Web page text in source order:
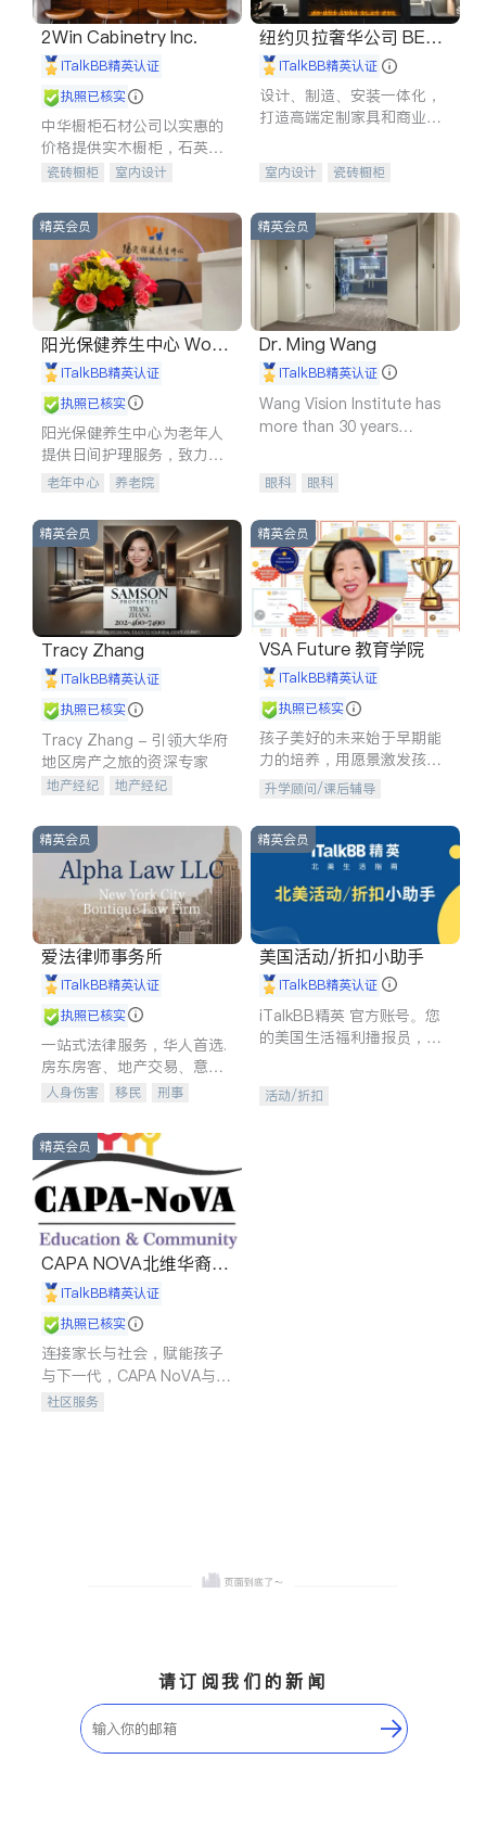
2Win Cabinetry Inc.
iTalkBB精英认证
执照已核实
中华橱柜石材公司以实惠的
价格提供实木橱柜，石英石
台面，多种优质不锈钢水
质厨房，家的选择。
瓷砖橱柜
室内设计
室内装修
纽约贝拉奢华公司 BELL
A LUXE
iTalkBB精英认证
设计、制造、安装一体化，
打造高端定制家具和商业空
室内设计
瓷砖橱柜
售前软装staging
室内装修
精英会员
阳光保健养生中心 World
shine
iTalkBB精英认证
执照已核实
阳光保健养生中心为老年人
提供日间护理服务，致力于
通过持续的护理创新来有效
老年中心 养老院
精英会员
Dr. Ming Wang
iTalkBB精英认证
Wang Vision Institute has
more than 30 years
眼科 眼科
精英会员
Tracy Zhang
iTalkBB精英认证
执照已核实
Tracy Zhang - 引领大华府
地区房产之旅的资深专家
地产经纪
地产经纪
商铺租售
精英会员
VSA Future 教育学院
iTalkBB精英认证
执照已核实
孩子美好的未来始于早期能
力的培养，用愿景激发孩子
的学习潜力和动力。理念：
石。
升学顾问/课后辅导
精英会员
爱法律师事务所
iTalkBB精英认证
执照已核实
一站式法律服务，华人首选.
房东房客、地产交易、意外
伤害、车祸重伤、商业诉
建筑合同、刑事案件全包办
人身伤害 移民
刑事
信托/遗嘱
商业
索赔
律师-其它 保释
精英会员
美国活动/折扣小助手
iTalkBB精英认证
iTalkBB精英 官方账号。您
的美国生活福利播报员，精
专属福利。
活动/折扣
精英会员
CAPA NOVA北维华裔家
长会iTalkBB精英认证
执照已核实
连接家长与社会，赋能孩子
与下一代，CAPA NoVA与您
携手建设包容、公平、充满
社区服务
请订阅我们的新闻